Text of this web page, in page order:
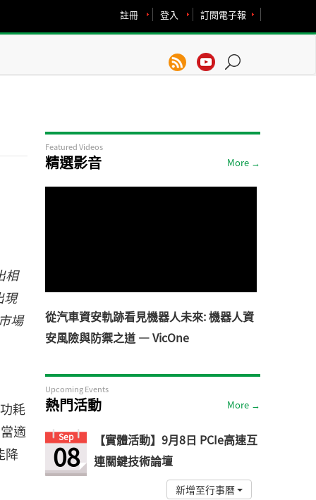
訂閱電子報
登入
註冊
相
現
場
耗
適
降
Featured Videos
精選影音 More →
從汽車資安軌跡看見機器人未來: 機器人資
安風險與防禦之道 — VicOne
Upcoming Events
熱門活動 More →
Sep
08
【實體活動】9月8日 PCIe高速互
連關鍵技術論壇
新增至行事曆